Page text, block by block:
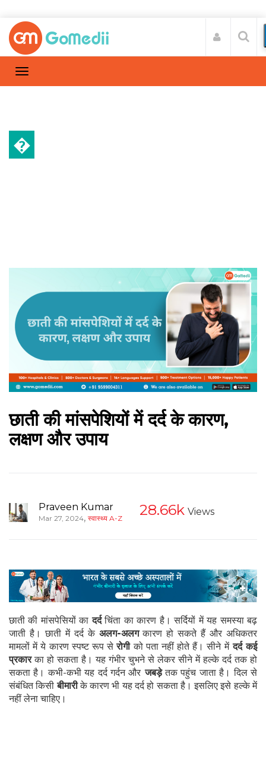
�
छाती की मांसपेशियों में दर्द के कारण,
लक्षण और उपाय
Praveen Kumar
Mar 27, 2024, स्वास्थ्य A-Z 28.66k Views
छाती की मांसपेसियों कादर्दचिंता का कारण है। सर्दियों में यह समस्या बढ़
जाती है। छाती में दर्द के अलग-अलगकारण हो सकते हैं और अधिकतर
मामलों में ये कारण स्पष्ट रूप सेरोगीको पता नहीं होते हैं। सीने मेंदर्द कई
प्रकारका हो सकता है। यह गंभीर चुभने से लेकर सीने में हल्के दर्द तक हो
सकता है। कभी-कभी यह दर्द गर्दन और जबड़ेतक पहुंच जाता है। दिल से
संबंधित किसीबीमारीके कारण भी यह दर्द हो सकता है। इसलिए इसे हल्के में
नहीं लेना चाहिए।